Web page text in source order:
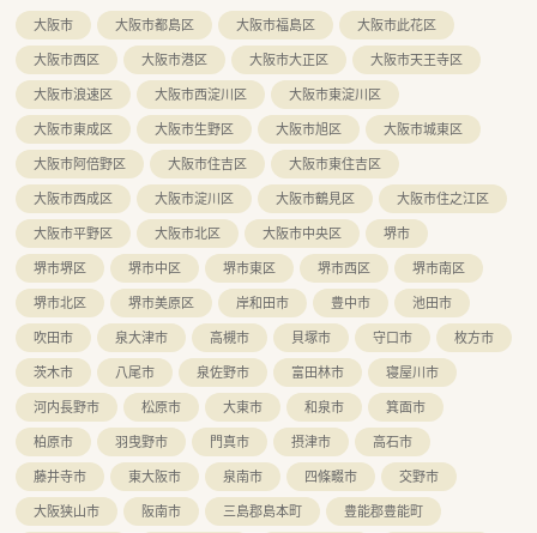
大阪市 大阪市都島区 大阪市福島区
大阪市此花区
大阪市西区
大阪市港区 大阪市大正区
大阪市天王寺区
大阪市浪速区
大阪市西淀川区
大阪市東淀川区
大阪市東成区
大阪市生野区 大阪市旭区
大阪市城東区
大阪市阿倍野区
大阪市住吉区
大阪市東住吉区
大阪市西成区
大阪市淀川区 大阪市鶴見区
大阪市住之江区
大阪市平野区
大阪市北区 大阪市中央区
堺市
堺市堺区
堺市中区 堺市東区 堺市西区
堺市南区
堺市北区
堺市美原区 岸和田市 豊中市
池田市
吹田市
泉大津市 高槻市 貝塚市 守口市
枚方市
茨木市
八尾市 泉佐野市 富田林市
寝屋川市
河内長野市
松原市 大東市 和泉市
箕面市
柏原市
羽曳野市 門真市 摂津市
高石市
藤井寺市
東大阪市 泉南市 四條畷市
交野市
大阪狭山市
阪南市 三島郡島本町
豊能郡豊能町